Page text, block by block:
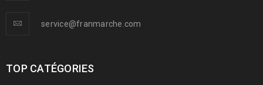
service@franmarche.com
TOP CATÉGORIES